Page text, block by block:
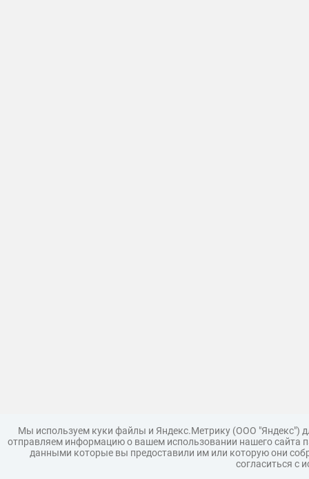
Поддержка Царь 3D
Мы используем куки файлы и Яндекс.Метрику (ООО "Яндекс")
отправляем информацию о вашем использовании нашего сайта
данными которые вы предоставили им или которую они
согласиться с